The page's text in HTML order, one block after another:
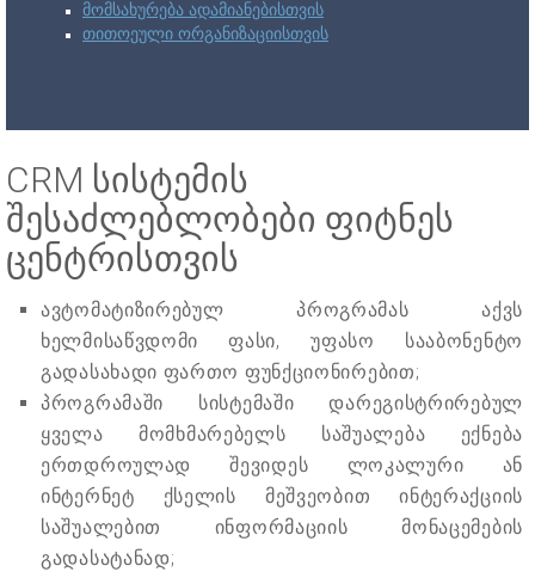
მომსახურება ადამიანებისთვის
თითოეული ორგანიზაციისთვის
CRM სისტემის
შესაძლებლობები ფიტნეს
ცენტრისთვის
ავტომატიზირებულ პროგრამას აქვს
ხელმისაწვდომი ფასი, უფასო სააბონენტო
გადასახადი ფართო ფუნქციონირებით;
პროგრამაში სისტემაში დარეგისტრირებულ
ყველა მომხმარებელს საშუალება ექნება
ერთდროულად შევიდეს ლოკალური ან
ინტერნეტ ქსელის მეშვეობით ინტერაქციის
საშუალებით ინფორმაციის მონაცემების
გადასატანად;